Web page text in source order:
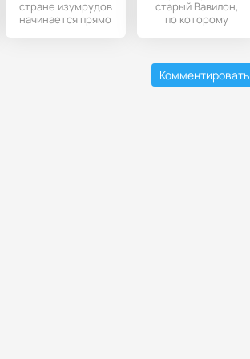
стране изумрудов
начинается прямо
старый Вавилон,
по которому
Комментировать